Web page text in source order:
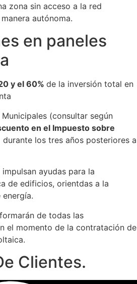
zona sin acceso a la red
autónoma.
en paneles
y el 60% de la inversión total en
(consultar según
en el Impuesto sobre
durante los tres años posteriores a
ayudas para la
de edificios, orientdas a la
de todas las
el momento de la contratación de
Clientes.